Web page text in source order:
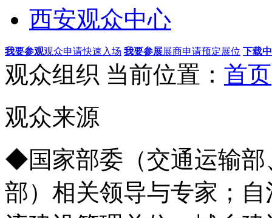
西安观众中心
我要参观观众申请快速入场 我要参展展商申请预定展位 下载
观众组织 当前位置： 首页
观众来源
◆国家部委（交通运输部
部）相关领导与专家；